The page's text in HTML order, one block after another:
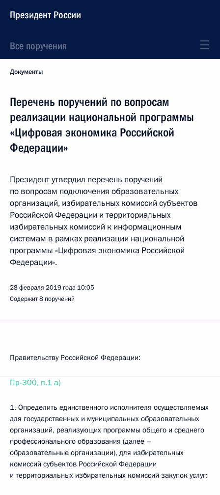
Президент России
Все поручения
Документы
Перечень поручений по вопросам
реализации национальной программы
«Цифровая экономика Российской
Федерации»
Президент утвердил перечень поручений
по вопросам подключения образовательных
организаций, избирательных комиссий субъектов
Российской Федерации и территориальных
избирательных комиссий к информационным
системам в рамках реализации национальной
программы «Цифровая экономика Российской
Федерации».
28 февраля 2019 года 10:05
Содержит 8 поручений
Правительству Российской Федерации:
Пр-300, п.1 а)
1. Определить единственного исполнителя осуществляемых
для государственных и муниципальных образовательных
организаций, реализующих программы общего и среднего
профессионального образования (далее –
образовательные организации), для избирательных
комиссий субъектов Российской Федерации
и территориальных избирательных комиссий закупок услуг: